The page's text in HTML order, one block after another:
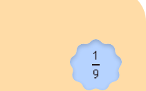
1
9